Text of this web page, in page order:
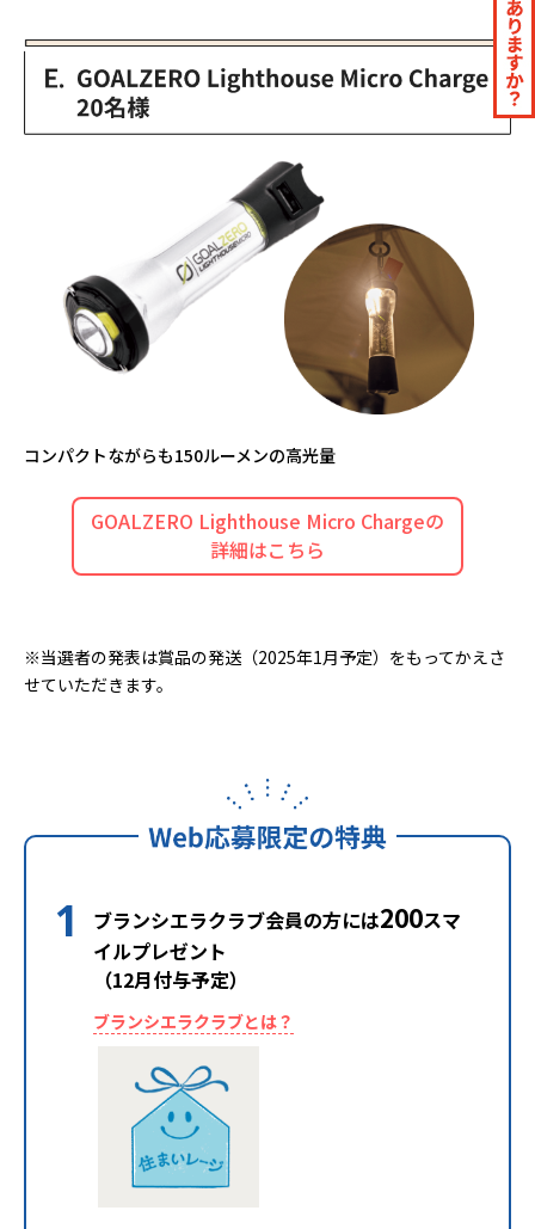
コンパクトながらも150ルーメンの高光量
GOALZERO Lighthouse Micro Chargeの
詳細はこちら
※当選者の発表は賞品の発送（2025年1月予定）をもってかえさ
せていただきます。
1 ブランシエラクラブ会員の方には200スマ
イルプレゼント
（12月付与予定）
ブランシエラクラブとは？